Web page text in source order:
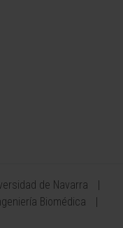
de Navarra
Biomédica